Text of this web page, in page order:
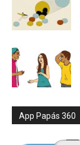
App Papás 360